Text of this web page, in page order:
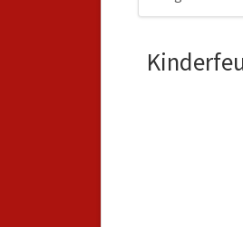
überspringen